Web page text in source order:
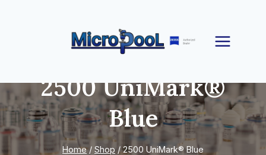
2500 UniMark®
Blue
Home / Shop / 2500 UniMark® Blue